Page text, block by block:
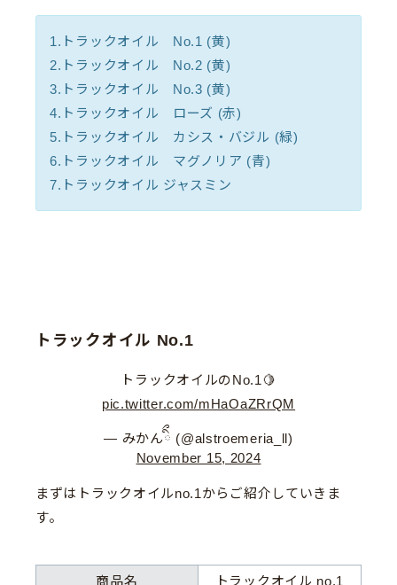
1.トラックオイル No.1 (黄)
2.トラックオイル No.2 (黄)
3.トラックオイル No.3 (黄)
4.トラックオイル ローズ (赤)
5.トラックオイル カシス・バジル (緑)
6.トラックオイル マグノリア (青)
7.トラックオイル ジャスミン
トラックオイル No.1
トラックオイルのNo.1🍋
pic.twitter.com/mHaOaZRrQM
— みかんིྀ (@alstroemeria_ll)
November 15, 2024
まずはトラックオイルno.1からご紹介していきま
す。
商品名 トラックオイル no.1